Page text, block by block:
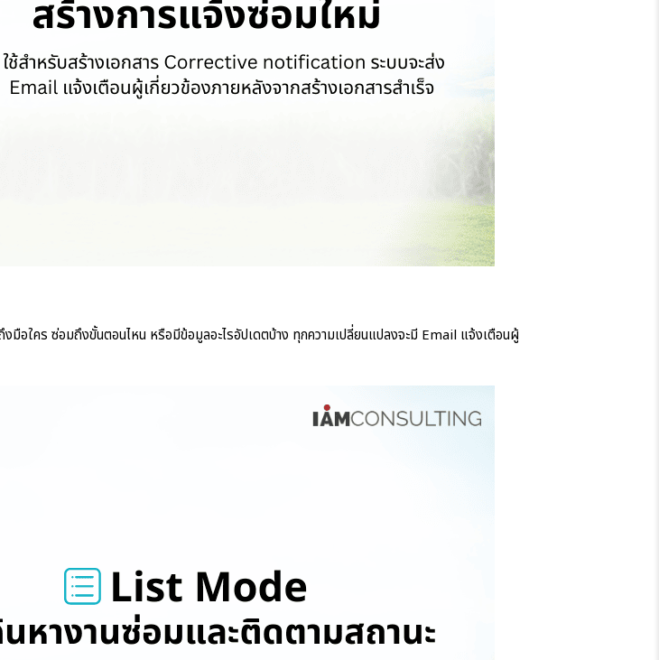
มือใคร ซ่อมถึงขั้นตอนไหน หรือมีข้อมูลอะไรอัปเดตบ้าง ทุกความเปลี่ยนแปลงจะมี Email แจ้งเตือนผู้